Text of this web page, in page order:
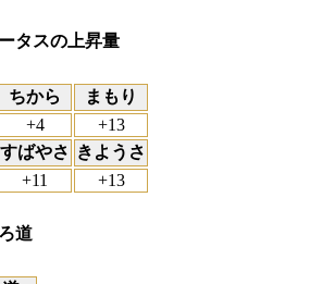
タスの上昇量
ちから
まもり
+4
+13
すばやさ きようさ
+11 +13
道